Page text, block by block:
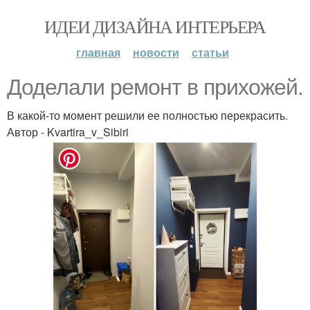
ИДЕИ ДИЗАЙНА ИНТЕРЬЕРА
главная новости статьи
Доделали ремонт в прихожей.
В какой-то момент решили ее полностью перекрасить.
Автор - Kvartira_v_Sibiri